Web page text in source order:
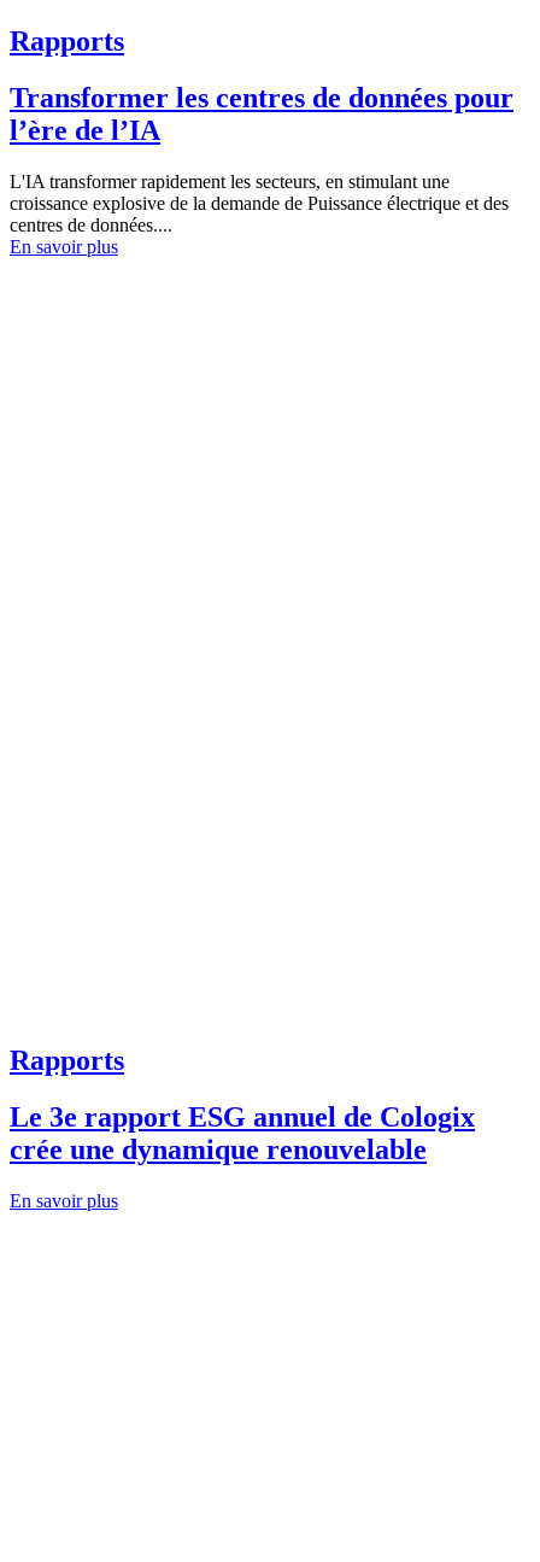
Rapports
Transformer les centres de données pour
l’ère de l’IA
L'IA transformer rapidement les secteurs, en stimulant une
croissance explosive de la demande de Puissance électrique et des
centres de données....
En savoir plus
Rapports
Le 3e rapport ESG annuel de Cologix
crée une dynamique renouvelable
En savoir plus